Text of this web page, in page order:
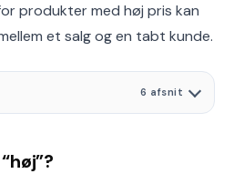
produkter med høj pris kan
et salg og en tabt kunde.
6 afsnit